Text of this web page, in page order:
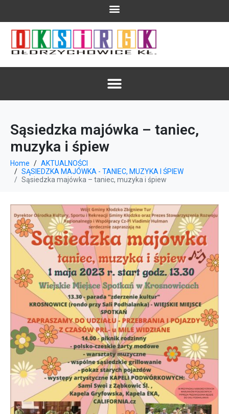
Sąsiedzka majówka – taniec,
muzyka i śpiew
Home
AKTUALNOŚCI
SĄSIEDZKA MAJÓWKA - TANIEC, MUZYKA I ŚPIEW
Sąsiedzka majówka – taniec, muzyka i śpiew